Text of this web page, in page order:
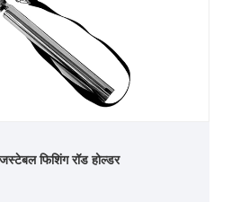
फिशिंग रॉड होल्डर